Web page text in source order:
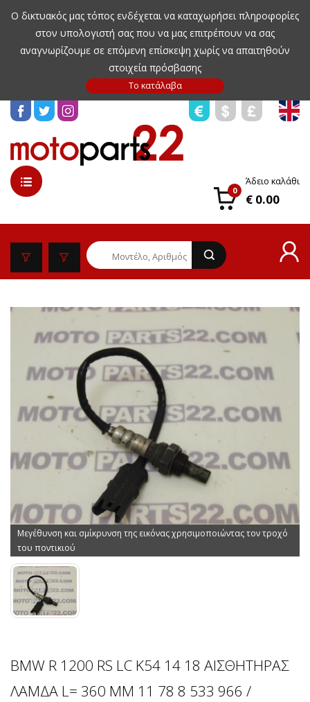
Ο δικτυακός μας τόπος ενδέχεται να καταχωρήσει πληροφορίες
στον υπολογιστή σας που να μας επιτρέπουν να σας
αναγνωρίζουμε σε επόμενη επίσκεψη χωρίς να απαιτηθούν
στοιχεία πρόσβασης
0
Άδειο καλάθι
€ 0.00
Μεγέθυνση και σμίκρυνση της εικόνας χρησιμοποιώντας τον τροχό
του ποντικιού
BMW R 1200 RS LC K54 14 18 ΑΙΣΘΗΤΗΡΑΣ
ΛΑΜΔΑ L= 360 MM 11 78 8 533 966 /